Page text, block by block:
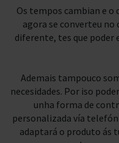
Os tempos cambian e o
agora se converteu no
diferente, tes que poder
Ademais tampouco
necesidades. Por iso
unha forma de
personalizada vía
adaptará o produto ás